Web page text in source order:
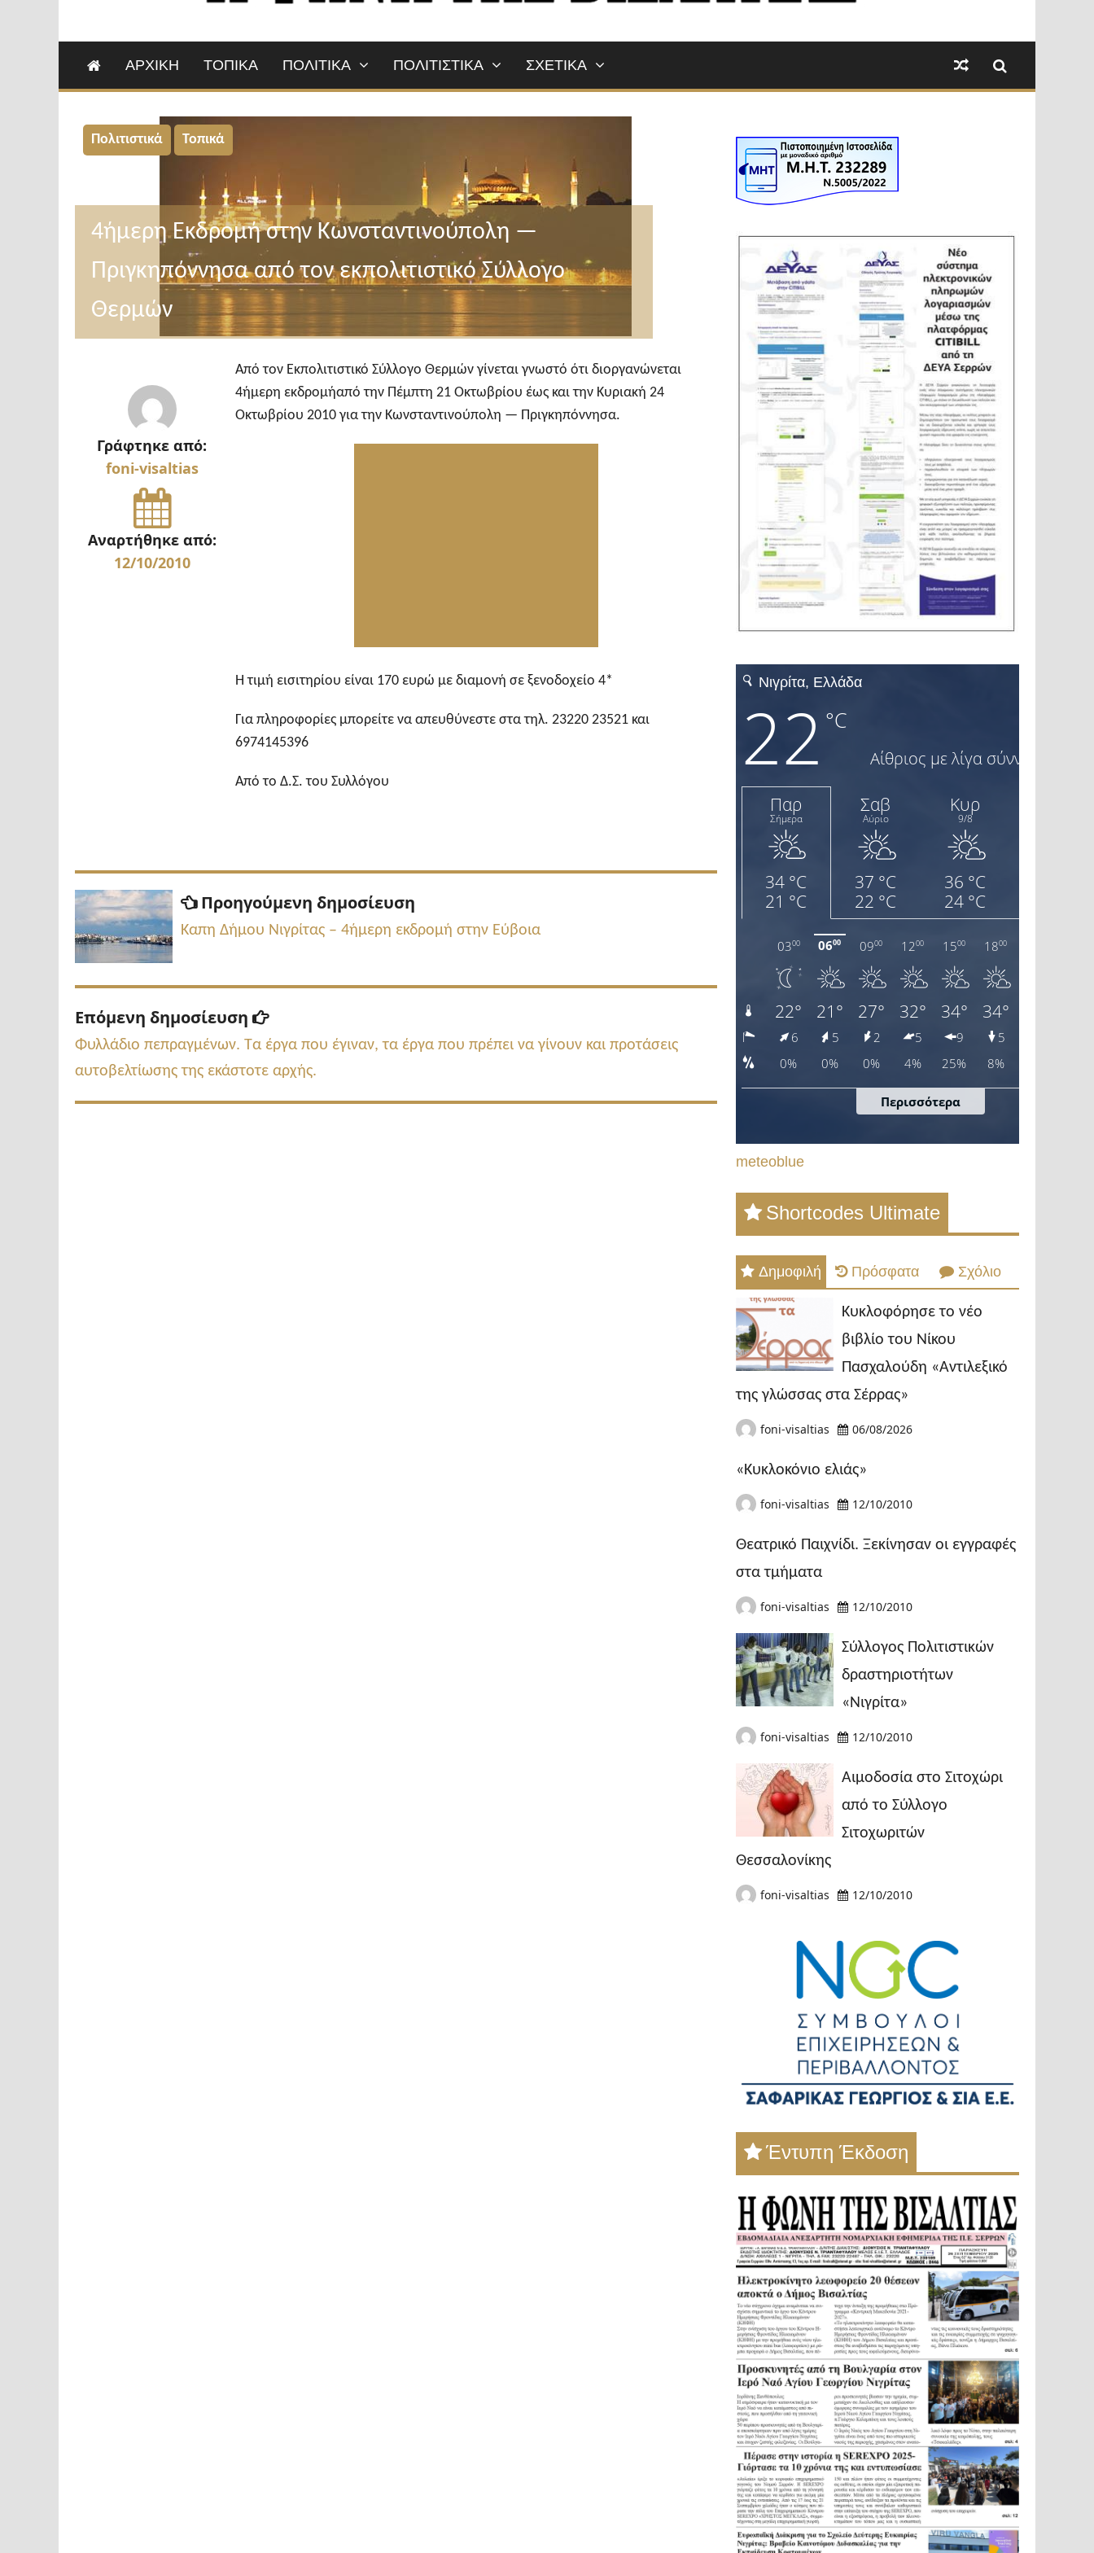
ΑΡΧΙΚΗ ΤΟΠΙΚΑ ΠΟΛΙΤΙΚΑ ΠΟΛΙΤΙΣΤΙΚΑ ΣΧΕΤΙΚΑ
Πολιτιστικά Τοπικά
4ήμερη Εκδρομή στην Κωνσταντινούπολη —
Πριγκηπόννησα από τον εκπολιτιστικό Σύλλογο
Θερμών
Γράφτηκε από:
foni-visaltias
Αναρτήθηκε από:
12/10/2010
Από τον Εκπολιτιστικό Σύλλογο Θερμών γίνεται γνωστό ότι διοργανώνεται
4ήμερη εκδρομήαπό την Πέμπτη 21 Οκτωβρίου έως και την Κυριακή 24
Οκτωβρίου 2010 για την Κωνσταντινούπολη — Πριγκηπόννησα.
Η τιμή εισιτηρίου είναι 170 ευρώ με διαμονή σε ξενοδοχείο 4*
Για πληροφορίες μπορείτε να απευθύνεστε στα τηλ. 23220 23521 και
6974145396
Από το Δ.Σ. του Συλλόγου
Πλοήγηση
άρθρων
Προηγούμενη δημοσίευση
δημοσίευση:
Καπη Δήμου Νιγρίτας – 4ήμερη εκδρομή στην Εύβοια
Επόμενη δημοσίευση
Επόμενη
δημοσίευση:
Φυλλάδιο πεπραγμένων. Τα έργα που έγιναν, τα έργα που πρέπει να γίνουν και προτάσεις
αυτοβελτίωσης της εκάστοτε αρχής.
meteoblue
Shortcodes Ultimate
Δημοφιλή Πρόσφατα Σχόλιο
Κυκλοφόρησε το νέο
βιβλίο του Νίκου
Πασχαλούδη «Αντιλεξικό
της γλώσσας στα Σέρρας»
foni-visaltias 06/08/2026
«Κυκλοκόνιο ελιάς»
foni-visaltias 12/10/2010
Θεατρικό Παιχνίδι. Ξεκίνησαν οι εγγραφές
στα τμήματα
foni-visaltias 12/10/2010
Σύλλογος Πολιτιστικών
δραστηριοτήτων
«Νιγρίτα»
foni-visaltias 12/10/2010
Αιμοδοσία στο Σιτοχώρι
από το Σύλλογο
Σιτοχωριτών
Θεσσαλονίκης
foni-visaltias 12/10/2010
Έντυπη Έκδοση